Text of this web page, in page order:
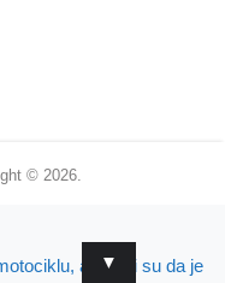
© 2026.
▼
a mislili su da je